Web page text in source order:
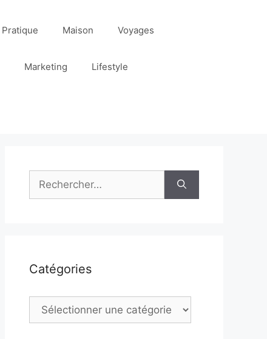
Pratique Maison Voyages
Marketing Lifestyle
Rechercher :
Catégories
Catégories